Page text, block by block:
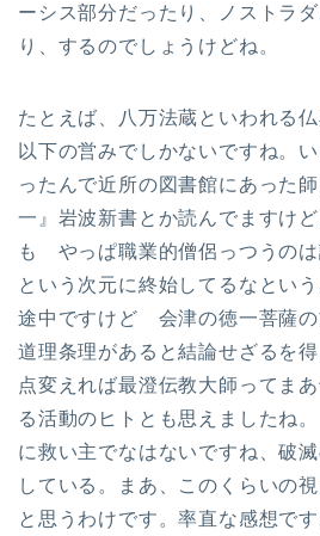
ーシス部分だったり、ノストラ
り、するのでしょうけどね。
たとえば、八万法蔵といわれる
以下の営みでしかないですね。
ったんで近所の図書館にあった
一』岩波新書とか読んでますけ
も やっぱ職業的僧侶っつうの
という次元に終始してるなとい
途中ですけど 会津の徳一菩薩の
道理条理があると結論せざるを
点変えれば最澄伝教大師ってま
る活動のヒトとも思えましたね
に救い主でなはないですね、破
している。まあ、このくらいの
と思うわけです。率直な感想で